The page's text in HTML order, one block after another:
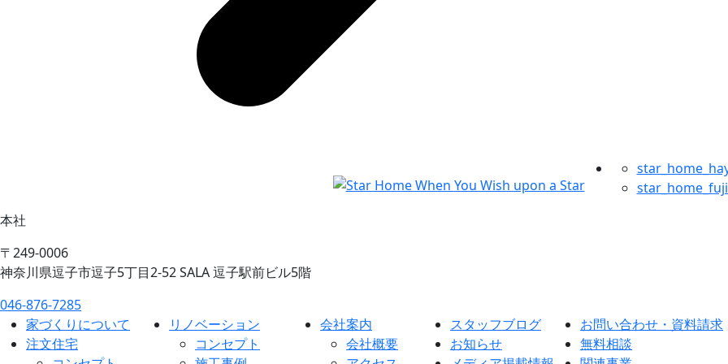
本社
〒249-0006
神奈川県逗子市逗子5丁目2-52 SALA 逗子駅前ビル5階
046-876-7285
家づくりについて
注文住宅
リノベーション
コンセプト
会社案内
会社概要
スタッフブログ
お知らせ
お問い合わせ・資料請求
無料相談